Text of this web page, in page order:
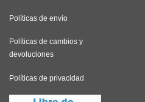
pueden
en
la
Políticas de envío
Políticas de cambios y
devoluciones
Políticas de privacidad